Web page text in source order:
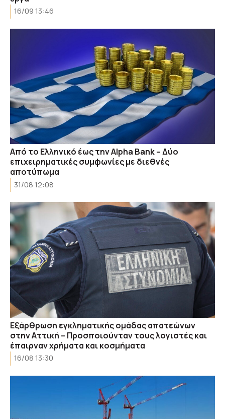
16/09 13:46
Από το Ελληνικό έως την Alpha Bank – Δύο
επιχειρηματικές συμφωνίες με διεθνές
αποτύπωμα
31/08 12:08
Εξάρθρωση εγκληματικής ομάδας απατεώνων
στην Αττική – Προσποιούνταν τους λογιστές και
έπαιρναν χρήματα και κοσμήματα
16/08 13:30